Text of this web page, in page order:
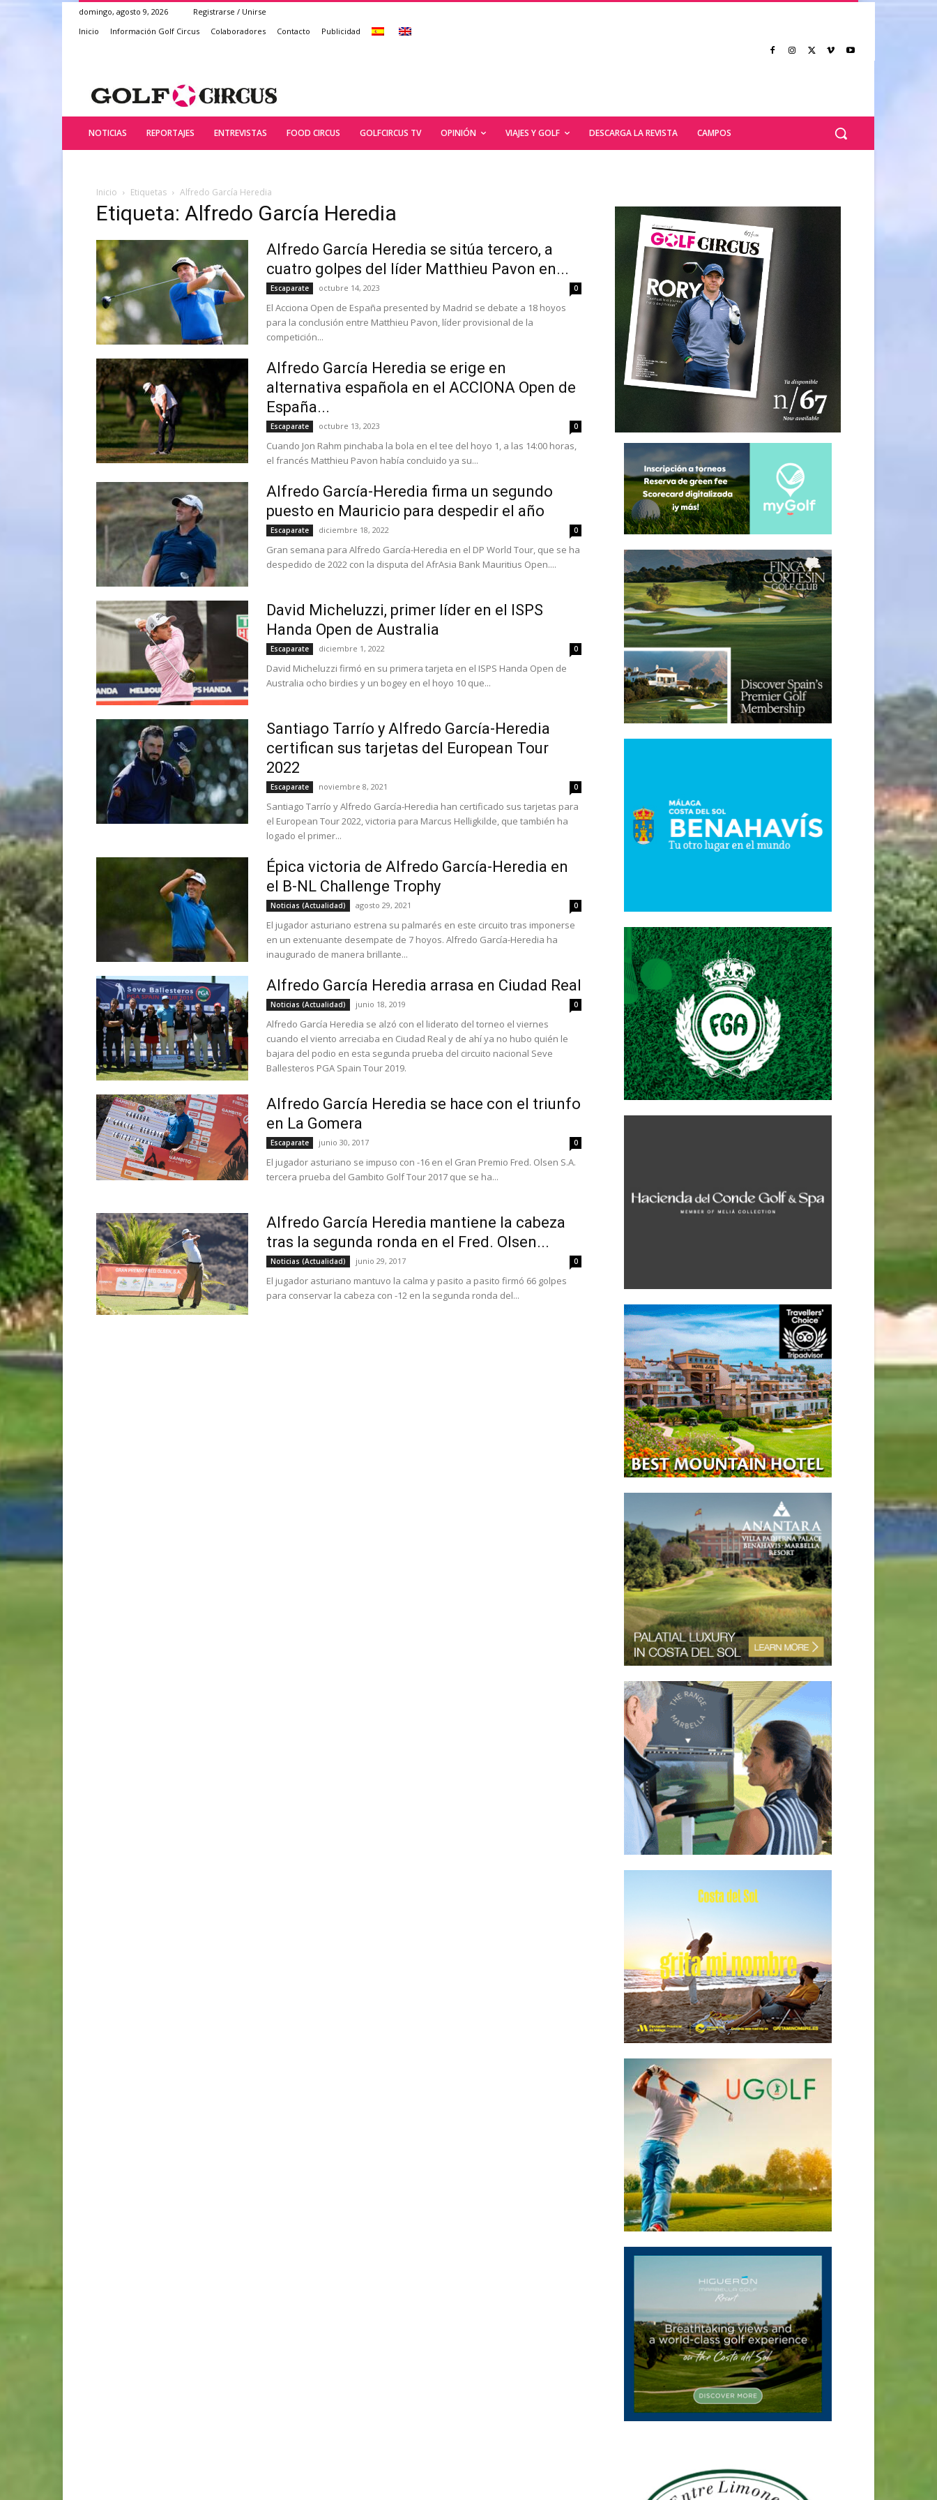
domingo, agosto 9, 2026
Registrarse / Unirse
Inicio
Información Golf Circus Colaboradores Contacto Publicidad
NOTICIAS REPORTAJES ENTREVISTAS FOOD CIRCUS GOLFCIRCUS TV OPINIÓN VIAJES Y GOLF DESCARGA LA REVISTA CAMPOS
Inicio Etiquetas Alfredo García Heredia
Etiqueta: Alfredo García Heredia
Alfredo García Heredia se sitúa tercero, a
cuatro golpes del líder Matthieu Pavon en...
Escaparate octubre 14, 2023 0
El Acciona Open de España presented by Madrid se debate a 18 hoyos
para la conclusión entre Matthieu Pavon, líder provisional de la
competición...
Alfredo García Heredia se erige en
alternativa española en el ACCIONA Open de
España...
Escaparate octubre 13, 2023 0
Cuando Jon Rahm pinchaba la bola en el tee del hoyo 1, a las 14:00 horas,
el francés Matthieu Pavon había concluido ya su...
Alfredo García-Heredia firma un segundo
puesto en Mauricio para despedir el año
Escaparate diciembre 18, 2022 0
Gran semana para Alfredo García-Heredia en el DP World Tour, que se ha
despedido de 2022 con la disputa del AfrAsia Bank Mauritius Open....
David Micheluzzi, primer líder en el ISPS
Handa Open de Australia
Escaparate diciembre 1, 2022 0
David Micheluzzi firmó en su primera tarjeta en el ISPS Handa Open de
Australia ocho birdies y un bogey en el hoyo 10 que...
Santiago Tarrío y Alfredo García-Heredia
certifican sus tarjetas del European Tour
2022
Escaparate noviembre 8, 2021 0
Santiago Tarrío y Alfredo García-Heredia han certificado sus tarjetas para
el European Tour 2022, victoria para Marcus Helligkilde, que también ha
logado el primer...
Épica victoria de Alfredo García-Heredia en
el B-NL Challenge Trophy
Noticias (Actualidad) agosto 29, 2021 0
El jugador asturiano estrena su palmarés en este circuito tras imponerse
en un extenuante desempate de 7 hoyos. Alfredo García-Heredia ha
inaugurado de manera brillante...
Alfredo García Heredia arrasa en Ciudad Real
Noticias (Actualidad) junio 18, 2019 0
Alfredo García Heredia se alzó con el liderato del torneo el viernes
cuando el viento arreciaba en Ciudad Real y de ahí ya no hubo quién le
bajara del podio en esta segunda prueba del circuito nacional Seve
Ballesteros PGA Spain Tour 2019.
Alfredo García Heredia se hace con el triunfo
en La Gomera
Escaparate junio 30, 2017 0
El jugador asturiano se impuso con -16 en el Gran Premio Fred. Olsen S.A.
tercera prueba del Gambito Golf Tour 2017 que se ha...
Alfredo García Heredia mantiene la cabeza
tras la segunda ronda en el Fred. Olsen...
Noticias (Actualidad) junio 29, 2017 0
El jugador asturiano mantuvo la calma y pasito a pasito firmó 66 golpes
para conservar la cabeza con -12 en la segunda ronda del...